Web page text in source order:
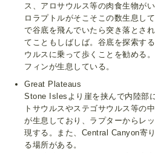
ス、アロサウルス等の肉食生物が
ロラプトルがそこそこの数生息し
で谷底を飛んでいたら突き落とさ
てこともしばしば。谷底を探索す
ウルスに乗って歩くことを勧める
フィンが生息している。
Great Plateaus
Stone Islesより崖を挟んで内陸部
トサウルスやステゴサウルス等の
が生息しており、ラプターからレ
現する。また、Central Canyon寄
る場所がある。